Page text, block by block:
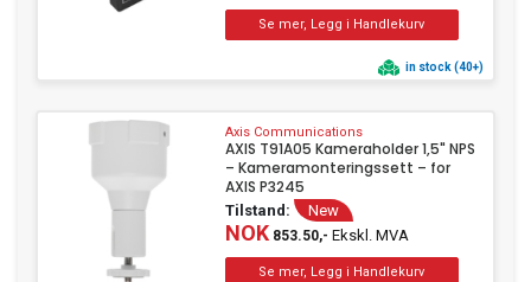
in stock (40+)
Axis Communications
AXIS T91A05 Kameraholder 1,5" NPS
– Kameramonteringssett – for
AXIS P3245
Tilstand: New
NOK853.50,- Ekskl. MVA